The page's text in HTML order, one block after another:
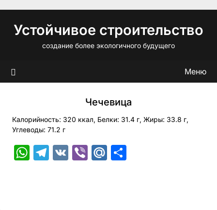
содержимому
Устойчивое строительство
создание более экологичного будущего
Меню
Чечевица
Калорийность: 320 ккал, Белки: 31.4 г, Жиры: 33.8 г,
Углеводы: 71.2 г
WhatsApp
Telegram
VK ViberMail.Ru